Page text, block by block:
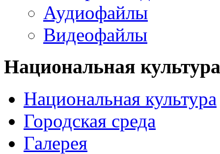
Аудиофайлы
Видеофайлы
Национальная культура
Национальная культура
Городская среда
Галерея